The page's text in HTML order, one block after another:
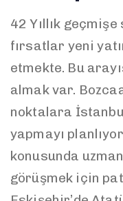
42 Yıllık
fırsatlar yeni
etmekte. Bu
almak var.
noktalara
yapmayı
konusunda
görüşmek için